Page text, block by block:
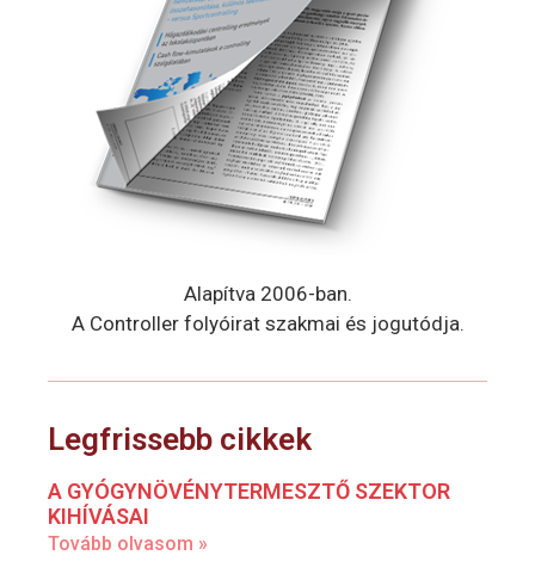
Alapítva 2006-ban.
A Controller folyóirat szakmai és jogutódja.
Legfrissebb cikkek
A GYÓGYNÖVÉNYTERMESZTŐ SZEKTOR
KIHÍVÁSAI
Tovább olvasom »